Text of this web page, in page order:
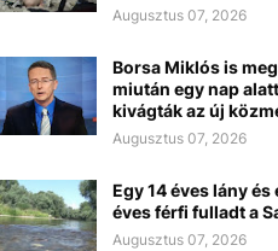
Augusztus 07, 2026
Borsa Miklós is
miután egy nap alatt
kivágták az új
Augusztus 07, 2026
Egy 14 éves lány és
éves férfi fulladt a
Augusztus 07, 2026